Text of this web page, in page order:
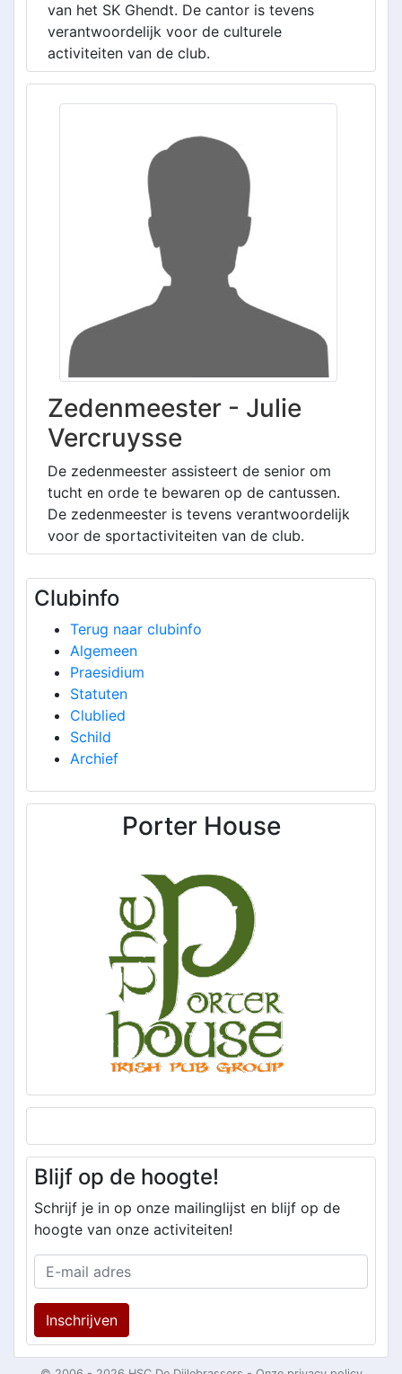
van het SK Ghendt. De cantor is tevens
verantwoordelijk voor de culturele
activiteiten van de club.
Zedenmeester - Julie
Vercruysse
De zedenmeester assisteert de senior om
tucht en orde te bewaren op de cantussen.
De zedenmeester is tevens verantwoordelijk
voor de sportactiviteiten van de club.
Clubinfo
Terug naar clubinfo
Algemeen
Praesidium
Statuten
Clublied
Schild
Archief
Porter House
Blijf op de hoogte!
Schrijf je in op onze mailinglijst en blijf op de
hoogte van onze activiteiten!
Inschrijven